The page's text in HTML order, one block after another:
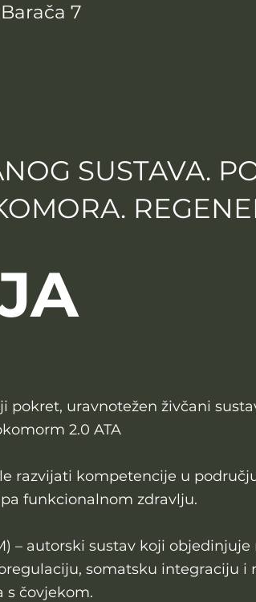
7
uravnotežen živčani
2.0 ATA
razvijati kompetencije u
funkcionalnom zdravlju.
– autorski sustav koji
somatsku integraciju i
s čovjekom.
SUSTAVA.